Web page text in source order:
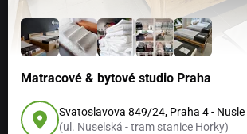
Matracové & bytové studio Praha
Svatoslavova 849/24, Praha 4 - Nusle
(ul. Nuselská - tram stanice Horky)